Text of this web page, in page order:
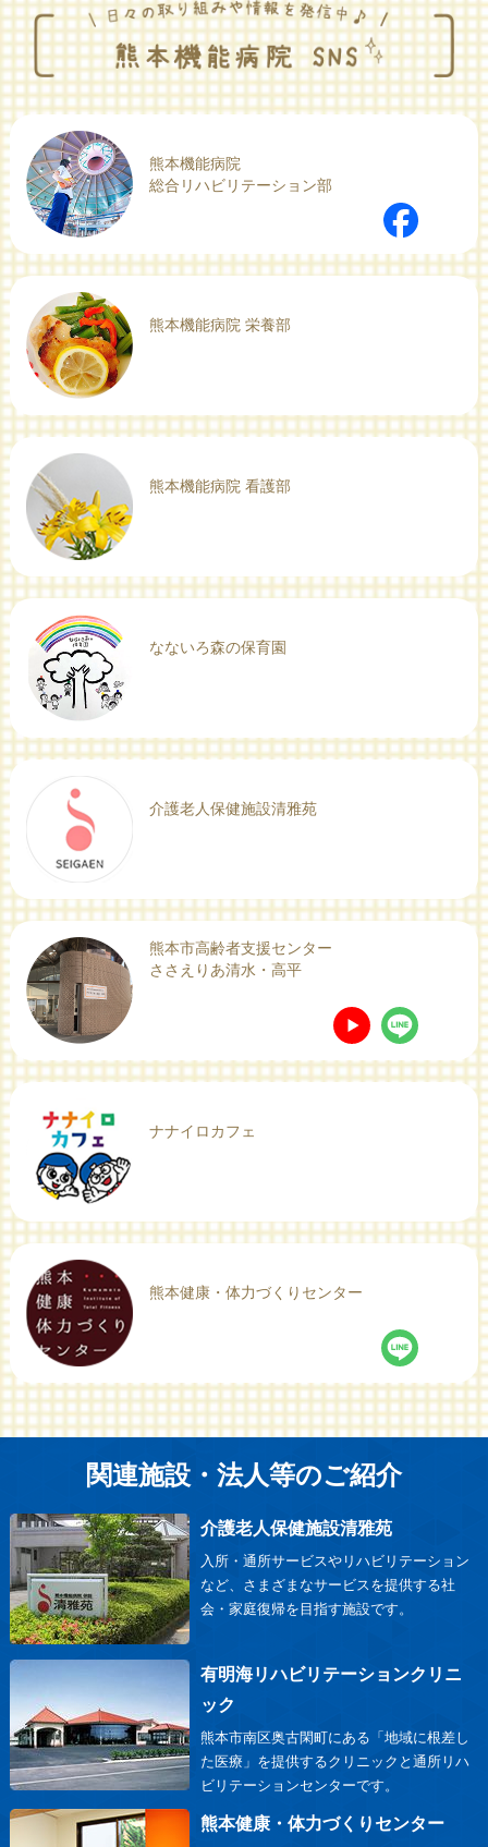
熊本機能病院
総合リハビリテーション部
熊本機能病院 栄養部
熊本機能病院 看護部
なないろ森の保育園
介護老人保健施設清雅苑
熊本市高齢者支援センター
ささえりあ清水・高平
ナナイロカフェ
熊本健康・体力づくりセンター
関連施設・法人等のご紹介
介護老人保健施設清雅苑
入所・通所サービスやリハビリテーション
など、さまざまなサービスを提供する社
会・家庭復帰を目指す施設です。
有明海リハビリテーションクリニ
ック
熊本市南区奥古閑町にある「地域に根差し
た医療」を提供するクリニックと通所リハ
ビリテーションセンターです。
熊本健康・体力づくりセンター